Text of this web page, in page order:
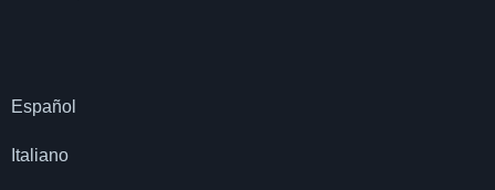
Español
Italiano